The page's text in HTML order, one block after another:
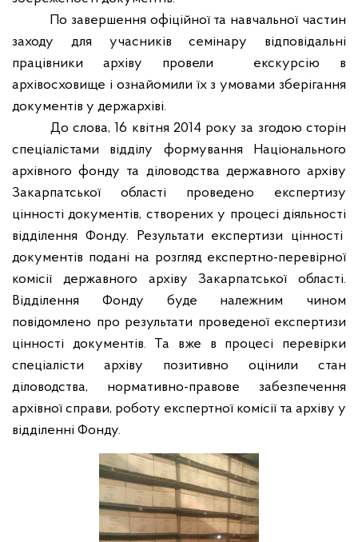
По завершення офіційної та навчальної частин
заходу для учасників семінару відповідальні
працівники архіву провели
екскурсію в
архівосховище і ознайомили їх з умовами зберігання
документів у держархіві.
До слова, 16 квітня 2014 року за згодою сторін
спеціалістами відділу формування Національного
архівного фонду та діловодства державного архіву
Закарпатської області проведено експертизу
цінності документів, створених у процесі діяльності
відділення Фонду. Результати експертизи цінності
документів подані на розгляд експертно-перевірної
комісії державного архіву Закарпатської області.
Відділення Фонду буде належним чином
повідомлено про результати проведеної експертизи
цінності документів. Та вже в процесі перевірки
спеціалісти архіву позитивно оцінили стан
діловодства, нормативно-правове забезпечення
архівної справи, роботу експертної комісії та архіву у
відділенні Фонду.